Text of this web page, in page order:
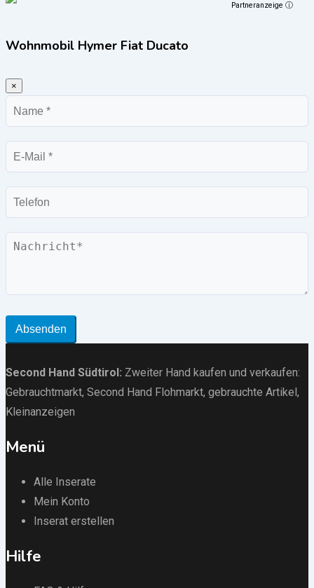
Partneranzeige ⓘ
Wohnmobil Hymer Fiat Ducato
×
Name
E-
Mail
Telefon
Nachricht
Absenden
Second Hand Südtirol : Zweiter Hand kaufen und verkaufen:
Gebrauchtmarkt, Second Hand Flohmarkt, gebrauchte Artikel ,
Kleinanzeigen
Menü
Alle Inserate
Mein Konto
Inserat erstellen
Hilfe